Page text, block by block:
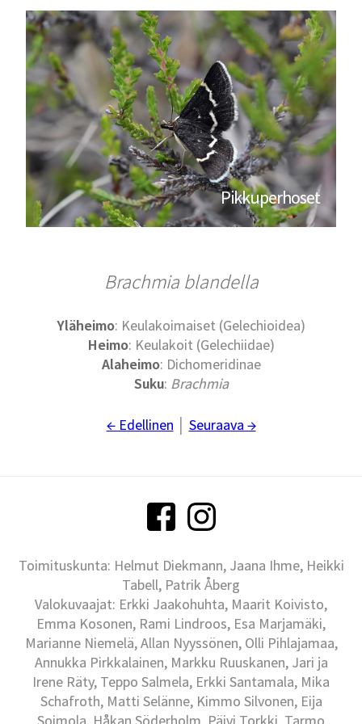
Pikkuperhoset
Brachmia blandella
Yläheimo: Keulakoimaiset (Gelechioidea)
Heimo: Keulakoit (Gelechiidae)
Alaheimo: Dichomeridinae
Suku: Brachmia
← Edellinen Seuraava →
Toimituskunta: Helmut Diekmann, Jaana Ihme, Heikki
Tabell, Patrik Åberg
Valokuvaajat: Erkki Jaakohuhta, Maarit Koivisto,
Emma Kosonen, Rami Lindroos, Esa Marjamäki,
Marianne Niemelä, Allan Nyyssönen, Olli Pihlajamaa,
Annukka Pirkkalainen, Markku Ruuskanen, Jari ja
Irene Räty, Teppo Salmela, Erkki Santamala, Mika
Schafroth, Matti Selänne, Kimmo Silvonen, Eija